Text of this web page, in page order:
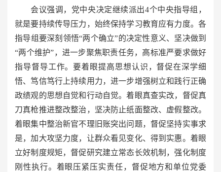
会议强调，党中央决定继续派出4个中央指导组，
就是要持续传导压力，始终保持学习教育应有力度。各
指导组要深刻领悟“两个确立”的决定性意义、坚决做到
“两个维护”，进一步聚焦职责任务，高标准严要求做好
指导督导工作。要着眼提高思想认识，督促在深学细
悟、笃信笃行上持续用力，进一步增强树立和践行正确
政绩观的思想自觉和行动自觉。着眼真查实改，督促真
刀真枪推进整改整治，坚决防止纸面整改、虚假整改。
着眼集中整治新官不理旧账突出问题，督促坚持实事求
是，加大攻坚力度，让群众看见变化、得到实惠。着眼
立好制度规矩，督促研究建立常态长效机制，强化制度
刚性执行。着眼压紧压实责任，督促地方和单位党委